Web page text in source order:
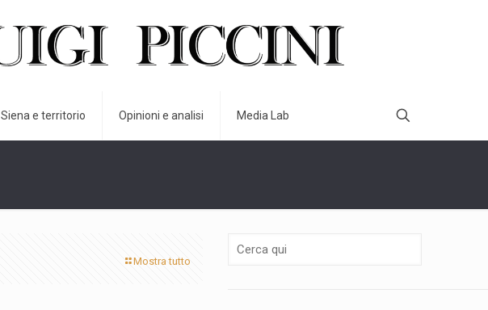
Siena e territorio Opinioni e analisi Media Lab
Mostra tutto